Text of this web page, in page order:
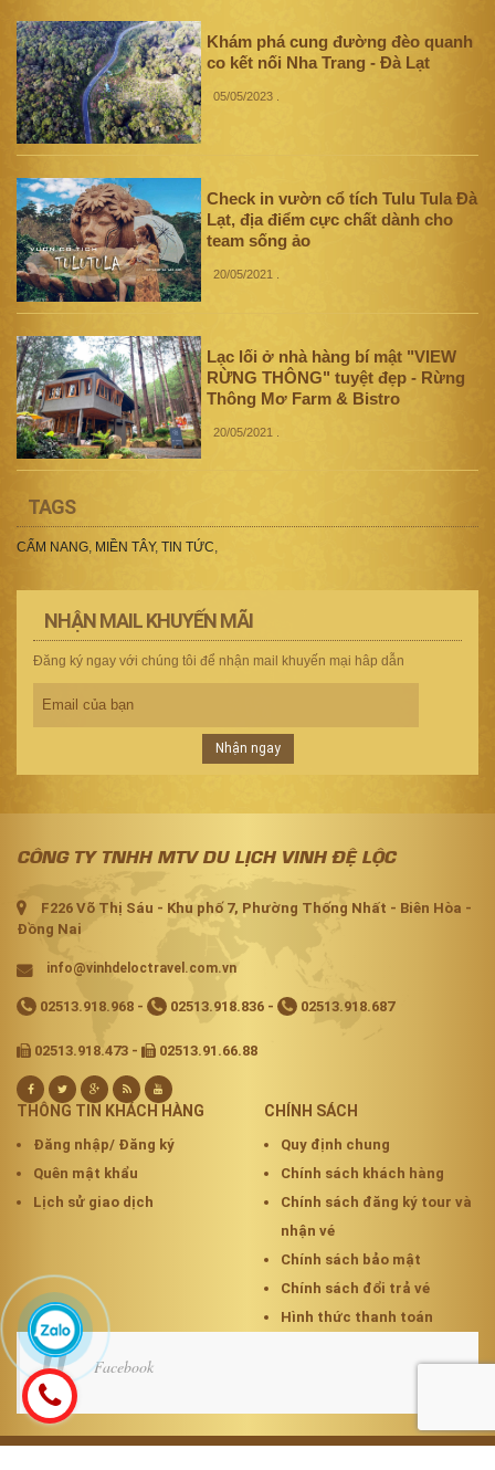
Khám phá cung đường đèo quanh
co kết nối Nha Trang - Đà Lạt
05/05/2023
Check in vườn cổ tích Tulu Tula Đà
Lạt, địa điểm cực chất dành cho
team sống ảo
20/05/2021
Lạc lối ở nhà hàng bí mật "VIEW
RỪNG THÔNG" tuyệt đẹp - Rừng
Thông Mơ Farm & Bistro
20/05/2021
TAGS
CẨM NANG, MIỀN TÂY, TIN TỨC,
NHẬN MAIL KHUYẾN MÃI
Đăng ký ngay với chúng tôi để nhận mail khuyến mại hâp dẫn
Nhận ngay
CÔNG TY TNHH MTV DU LỊCH VINH ĐỆ LỘC
F226 Võ Thị Sáu - Khu phố 7, Phường Thống Nhất - Biên Hòa -
Đồng Nai
info@vinhdeloctravel.com.vn
02513.918.968 - 02513.918.836 - 02513.918.687
02513.918.473 - 02513.91.66.88
THÔNG TIN KHÁCH HÀNG
Đăng nhập/ Đăng ký
Quên mật khẩu
Lịch sử giao dịch
CHÍNH SÁCH
Quy định chung
Chính sách khách hàng
Chính sách đăng ký tour và
nhận vé
Chính sách bảo mật
Chính sách đổi trả vé
Hình thức thanh toán
Facebook